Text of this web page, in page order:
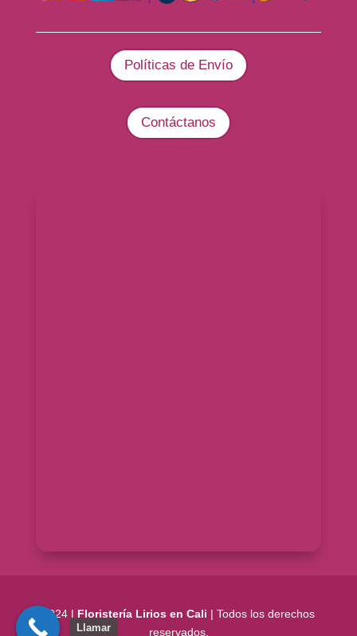
Políticas de Envío
Contáctanos
2024 | Floristería Lirios en Cali | Todos los derechos
reservados.
Llamar